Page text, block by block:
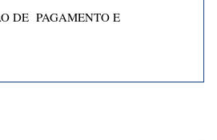
DE PAGAMENTO E